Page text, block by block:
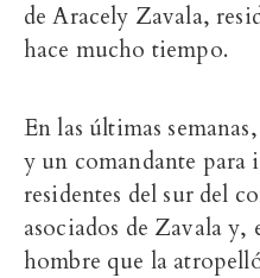
de Aracely Zavala,
hace mucho tiempo.
En las últimas
y un comandante para
residentes del sur del
asociados de Zavala y,
hombre que la